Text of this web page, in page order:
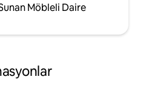
Möbleli Daire